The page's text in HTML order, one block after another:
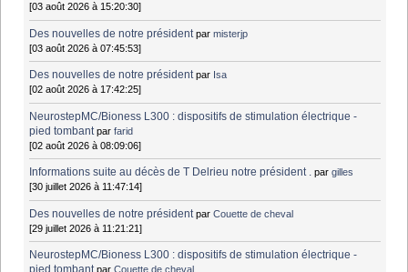
[03 août 2026 à 15:20:30]
Des nouvelles de notre président parmisterjp
[03 août 2026 à 07:45:53]
Des nouvelles de notre président par Isa
[02 août 2026 à 17:42:25]
NeurostepMC/Bioness L300 : dispositifs de stimulation électrique -
pied tombant parfarid
[02 août 2026 à 08:09:06]
Informations suite au décès de T Delrieu notre président . pargilles
[30 juillet 2026 à 11:47:14]
Des nouvelles de notre président parCouette de cheval
[29 juillet 2026 à 11:21:21]
NeurostepMC/Bioness L300 : dispositifs de stimulation électrique -
parCouette de cheval